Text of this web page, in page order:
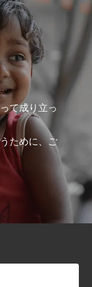
て成り立っ
ために、ご